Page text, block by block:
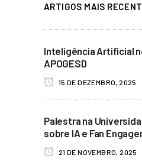
ARTIGOS MAIS
Inteligência Artificial
APOGESD
15 DE DEZEMBRO, 2025
Palestra na
sobre IA e Fan
21 DE NOVEMBRO, 2025